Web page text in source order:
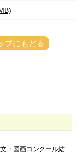
プにもどる
・図画コンクール結